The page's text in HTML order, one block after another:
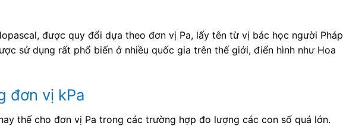
được quy đổi dựa theo đơn vị Pa, lấy tên từ vị bác học người Pháp
sử dụng rất phổ biến ở nhiều quốc gia trên thế giới, điển hình như Hoa
đơn vị kPa
thế cho đơn vị Pa trong các trường hợp đo lượng các con số quá lớn.